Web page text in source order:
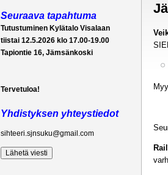
Seuraava tapahtuma
Tutustuminen Kylätalo Visalaan
tiistai 12.5.2026 klo 17.00-19.00
Tapiontie 16, Jämsänkoski
Tervetuloa!
Yhdistyksen yhteystiedot
sihteeri.sjnsuku@gmail.com